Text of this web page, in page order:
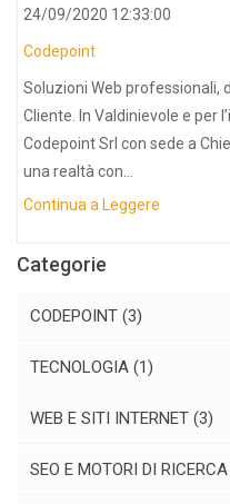
24/09/2020 12:33:00
Codepoint
Soluzioni Web professionali,
Cliente. In Valdinievole e per
Codepoint Srl con sede a
una realtà con...
Continua a Leggere
Categorie
CODEPOINT (3)
TECNOLOGIA (1)
WEB E SITI INTERNET (3)
SEO E MOTORI DI RICERCA